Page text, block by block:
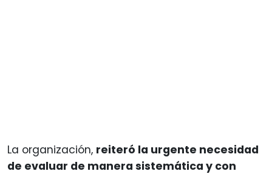
La organización, reiteró la urgente necesidad
de evaluar de manera sistemática y con